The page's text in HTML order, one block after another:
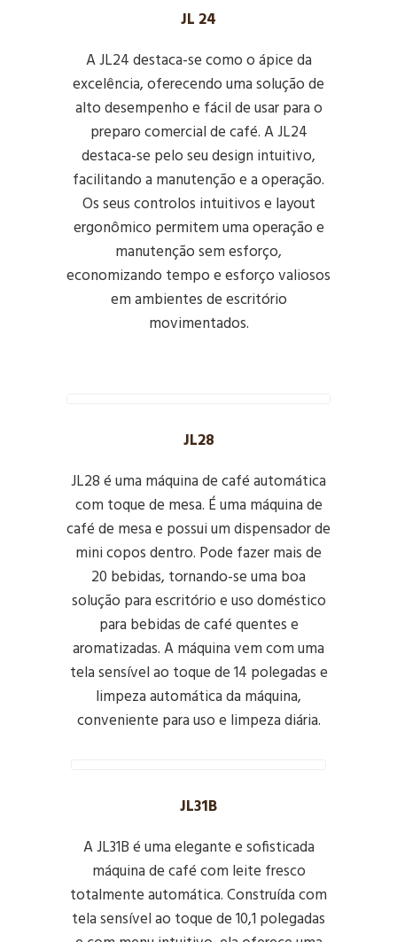
JL 24
A JL24 destaca-se como o ápice da
excelência, oferecendo uma solução de
alto desempenho e fácil de usar para o
preparo comercial de café. A JL24
destaca-se pelo seu design intuitivo,
facilitando a manutenção e a operação.
Os seus controlos intuitivos e layout
ergonômico permitem uma operação e
manutenção sem esforço,
economizando tempo e esforço valiosos
em ambientes de escritório
movimentados.
JL28
JL28 é uma máquina de café automática
com toque de mesa. É uma máquina de
café de mesa e possui um dispensador de
mini copos dentro. Pode fazer mais de
20 bebidas, tornando-se uma boa
solução para escritório e uso doméstico
para bebidas de café quentes e
aromatizadas. A máquina vem com uma
tela sensível ao toque de 14 polegadas e
limpeza automática da máquina,
conveniente para uso e limpeza diária.
JL31B
A JL31B é uma elegante e sofisticada
máquina de café com leite fresco
totalmente automática. Construída com
tela sensível ao toque de 10,1 polegadas